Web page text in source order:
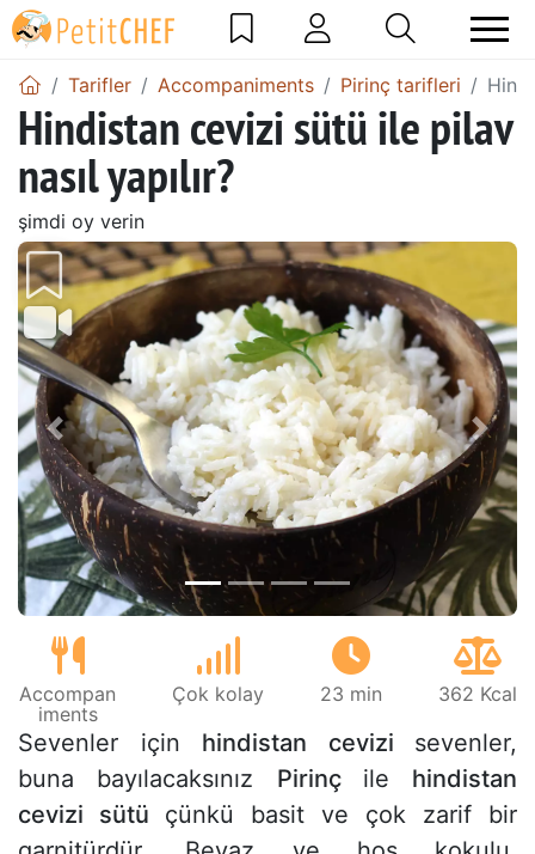
Tarifler Accompaniments Pirinç tarifleri
Hindistan cevizi sütü ile pilav
nasıl yapılır?
şimdi oy verin
Önceki
Accompan
iments
Çok kolay 23 min 362 Kcal
Sevenler için hindistan cevizi sevenler,
buna bayılacaksınız Pirinç ile hindistan
cevizi sütü çünkü basit ve çok zarif bir